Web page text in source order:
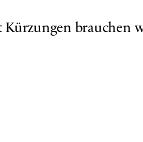
Kürzungen brauchen